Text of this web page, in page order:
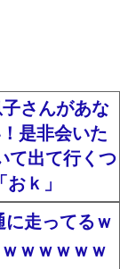
さんがあな
是非会いた
て出て行くつ
ｋ」
に走ってるｗ
ｗｗｗｗｗ